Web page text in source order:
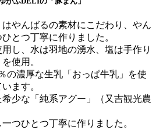
やんばるの素材にこだわり、やん
とつ丁寧に作りました。
し、水は羽地の湧水、塩は手作り
使用。
の濃厚な生乳「おっぱ牛乳」を使
ます。
少な「純系アグー」（又吉観光農
つひとつ丁寧に作りました。